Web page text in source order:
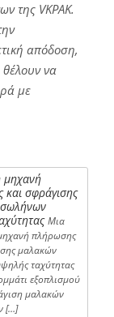
της VKPAK.
απόδοση,
θέλουν να
με
μηχανή
σφράγισης
Μια
πλήρωσης
μαλακών
ταχύτητας
εξοπλισμού
μαλακών
[…]